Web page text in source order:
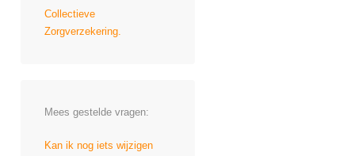
Collectieve
Zorgverzekering.
Mees gestelde vragen:
Kan ik nog iets wijzigen